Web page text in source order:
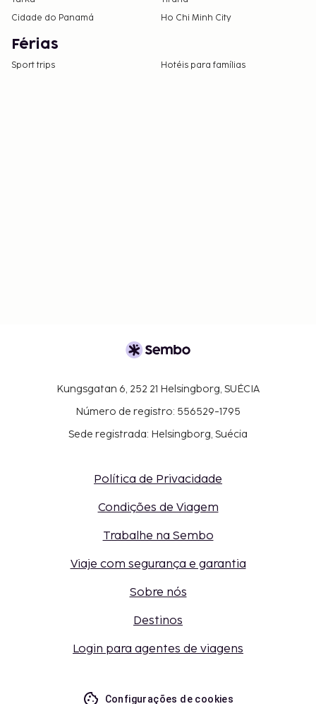
Cidade do Panamá
Ho Chi Minh City
Férias
Sport trips Hotéis para famílias
Kungsgatan 6, 252 21 Helsingborg, SUÉCIA
Número de registro: 556529-1795
Sede registrada: Helsingborg, Suécia
Política de Privacidade
Condições de Viagem
Trabalhe na Sembo
Viaje com segurança e garantia
Sobre nós
Destinos
Login para agentes de viagens
Configurações de cookies